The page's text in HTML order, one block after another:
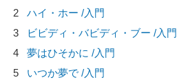
2
ハイ・ホー /入門
3
ビビディ・バビディ・ブー /入門
4
夢はひそかに /入門
5
いつか夢で /入門